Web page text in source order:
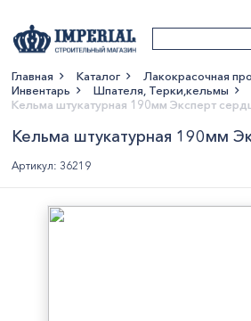
Показать
Главная Каталог
Лакокрасочная
Инвентарь
Шпателя, Терки,кельмы
Кельма штукатурная 190мм Эксперт
Кельма штукатурная 190мм
Артикул: 36219